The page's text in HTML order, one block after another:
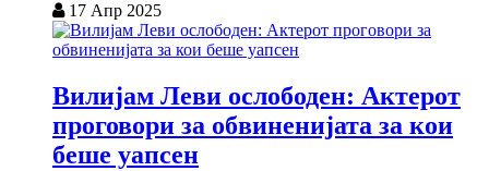
17 Апр 2025
Вилијам Леви ослободен: Актерот
проговори за обвиненијата за кои
беше уапсен